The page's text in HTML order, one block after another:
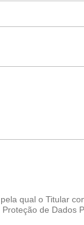
qual o Titular
de Dados